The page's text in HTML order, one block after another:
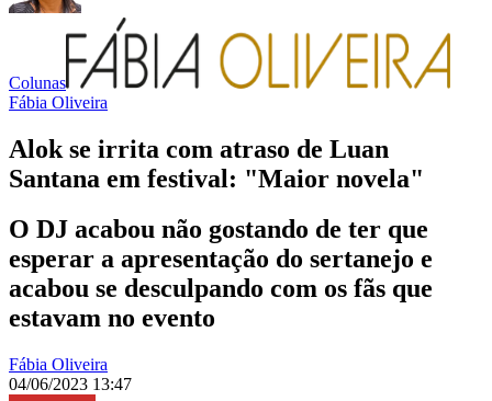
Colunas
Fábia Oliveira
Alok se irrita com atraso de Luan
Santana em festival: "Maior novela"
O DJ acabou não gostando de ter que
esperar a apresentação do sertanejo e
acabou se desculpando com os fãs que
estavam no evento
Fábia Oliveira
04/06/2023 13:47